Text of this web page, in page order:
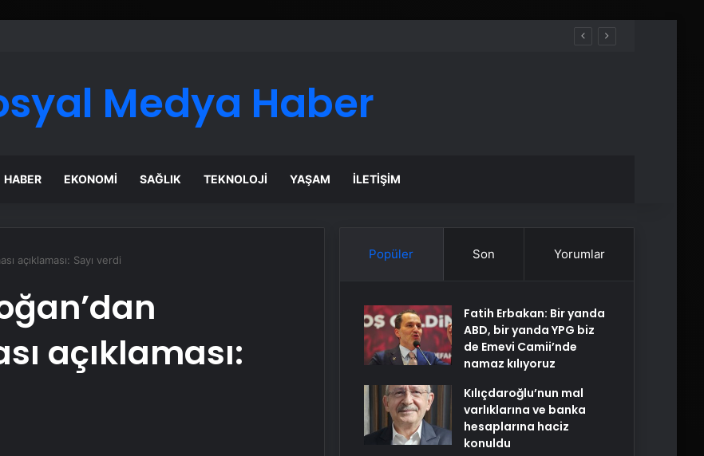
Taşımacılık Yazılımı
Medya Haber
HABER EKONOMI SAĞLIK TEKNOLOJI YAŞAM İLETIŞIM
açıklaması: Sayı verdi
açıklaması:
Popüler Son Yorumlar
Fatih Erbakan: Bir yanda
ABD, bir yanda YPG biz
de Emevi Camii’nde
namaz kılıyoruz
Kılıçdaroğlu’nun mal
varlıklarına ve banka
hesaplarına haciz
konuldu